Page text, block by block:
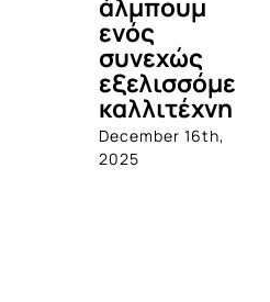
για το
καλοκαίρι
June 3rd, 2026